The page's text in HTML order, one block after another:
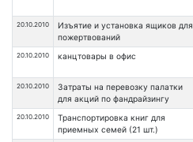
20.10.2010
Изъятие и установка ящиков для
пожертвований
20.10.2010 канцтовары в офис
20.10.2010
Затраты на перевозку палатки
для акций по фандрайзингу
20.10.2010
Транспортировка книг для
приемных семей (21 шт.)